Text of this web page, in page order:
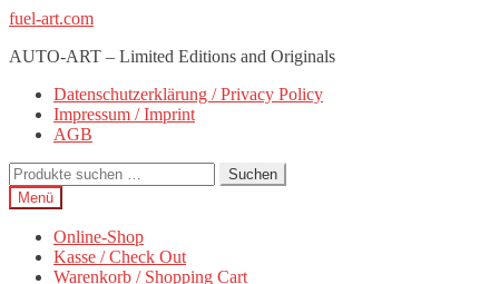
Zur
springen
Zum
springen
fuel-art.com
AUTO-ART – Limited Editions and Originals
Datenschutzerklärung / Privacy Policy
Impressum / Imprint
AGB
Suchen
nach:
Suchen
Menü
Online-Shop
Kasse / Check Out
Warenkorb / Shopping Cart